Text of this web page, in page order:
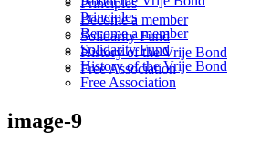
Principles
Become a member
Solidarity Fund
History of the Vrije Bond
Free Association
Principles
Become a member
Solidarity Fund
History of the Vrije Bond
Free Association
image-9